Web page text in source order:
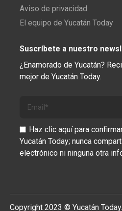
Aviso de privacidad
El equipo de Yucatán Today
Suscríbete a nuestro
¿Enamorado de Yucatán?
mejor de Yucatán Today.
Haz clic aquí para
Yucatán Today; nunca
electrónico ni ninguna otra
Copyright 2023 © Yucatán